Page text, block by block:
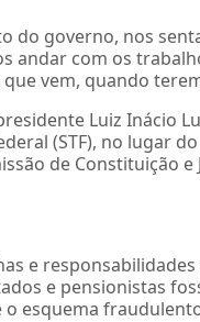
do governo, nos
andar com os
vem, quando
Luiz Inácio
(STF), no lugar
de Constituição e
e
e pensionistas
esquema